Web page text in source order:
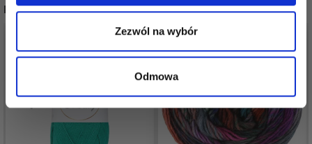
Zezwól na wybór
Odmowa
POLECANE DLA CIEBIE